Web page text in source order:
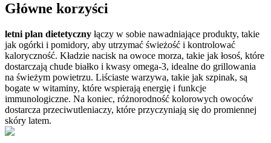
Główne korzyści
letni plan dietetyczny łączy w sobie nawadniające produkty, takie
jak ogórki i pomidory, aby utrzymać świeżość i kontrolować
kaloryczność. Kładzie nacisk na owoce morza, takie jak łosoś, które
dostarczają chude białko i kwasy omega-3, idealne do grillowania
na świeżym powietrzu. Liściaste warzywa, takie jak szpinak, są
bogate w witaminy, które wspierają energię i funkcje
immunologiczne. Na koniec, różnorodność kolorowych owoców
dostarcza przeciwutleniaczy, które przyczyniają się do promiennej
skóry latem.